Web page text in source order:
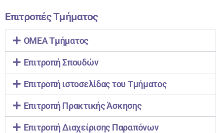
Επιτροπές Τμήματος
ΟΜΕΑ Τμήματος
Επιτροπή Σπουδών
Επιτροπή ιστοσελίδας του Τμήματος
Επιτροπή Πρακτικής Άσκησης
Επιτροπή Διαχείρισης Παραπόνων